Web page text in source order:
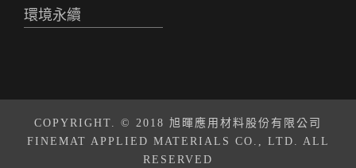
環境永續
COPYRIGHT. © 2018 旭暉應用材料股份有限公司
FINEMAT APPLIED MATERIALS CO., LTD. ALL
RESERVED